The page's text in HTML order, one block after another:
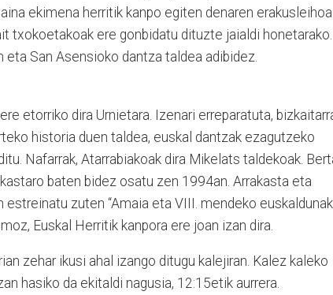
ekimena herritik kanpo egiten denaren erakusleihoa
txokoetakoak ere gonbidatu dituzte jaialdi honetarako.
eta San Asensioko dantza taldea adibidez.
etorriko dira Urnietara. Izenari erreparatuta,
historia duen taldea, euskal dantzak ezagutzeko
Nafarrak, Atarrabiakoak dira Mikelats taldekoak.
baten bidez osatu zen 1994an. Arrakasta eta
zuten “Amaia eta VIII. mendeko
Euskal Herritik kanpora ere joan izan dira.
zehar ikusi ahal izango ditugu kalejiran. Kalez kaleko
hasiko da ekitaldi nagusia, 12:15etik aurrera.